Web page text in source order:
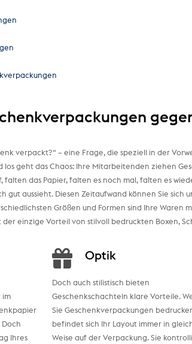
verpackt?“ – eine Frage, die speziell in der
los geht das Chaos: Ihre Mitarbeitenden ziehen
falten das Papier, falten es noch mal, falten es
gut aussieht. Diesen Zeitaufwand können Sie sich
Größen und Formen sind Ihre Waren
einzige Vorteil von stilvoll bedruckten Boxen,
im
Doch
Ihres
Optik
Doch auch stilistisch bieten
Geschenkschachteln klare Vorteile.
Sie Geschenkverpackungen
befindet sich Ihr Layout immer in
Weise auf der Verpackung. Sie